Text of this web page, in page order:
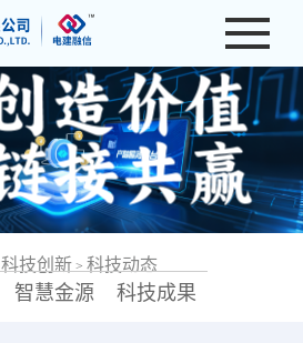
科技创新 > 科技动态
智慧金源 科技成果